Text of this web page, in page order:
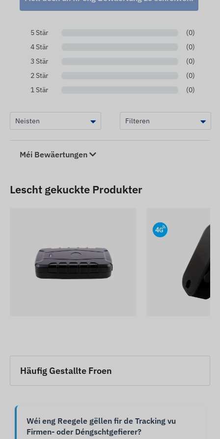
5 Stär
(0)
4 Stär
(0)
3 Stär
(0)
2 Stär
(0)
1 Stär
(0)
Méi Bewäertungen
Lescht gekuckte Produkter
Häufig Gestallte Froen
Wéi eng Reegele gëllen fir de Tracking vu
Firmen- oder Déngschtgefierer?